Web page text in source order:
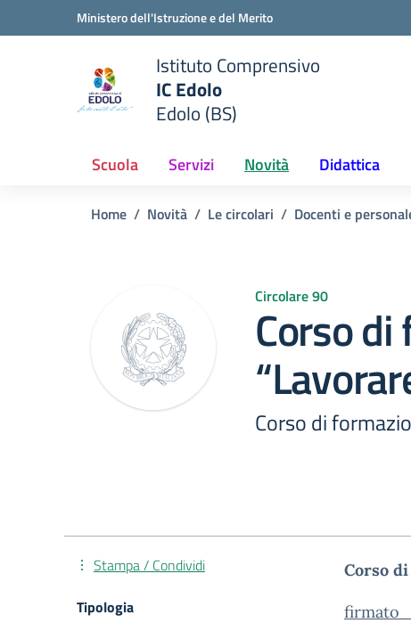
Vai ai contenuti
Vai al menu di navigazioneMinistero dell'Istruzione e del Merito
scuola
Istituto Comprensivo
IC Edolo
Edolo (BS)
Scuola Servizi Novità Didattica
Home Novità Le circolari Docenti e
Circolare 90
Corso
Corso di
Corso
Stampa / Condividi
Tipologia